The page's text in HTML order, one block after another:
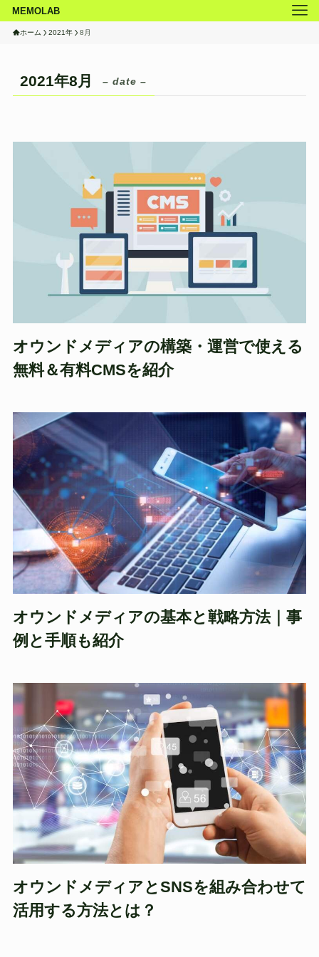
MEMOLAB
ホーム 2021年 8月
2021年8月 – date –
オウンドメディアの構築・運営で使える
無料＆有料CMSを紹介
オウンドメディアの基本と戦略方法｜事
例と手順も紹介
オウンドメディアとSNSを組み合わせて
活用する方法とは？